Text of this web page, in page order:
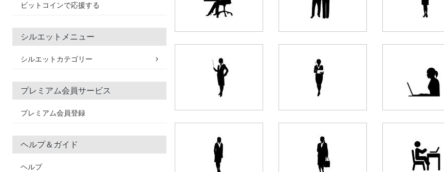
ビットコインで応援する
シルエットメニュー
シルエットカテゴリー
プレミアム会員サービス
プレミアム会員登録
ヘルプ＆ガイド
ヘルプ